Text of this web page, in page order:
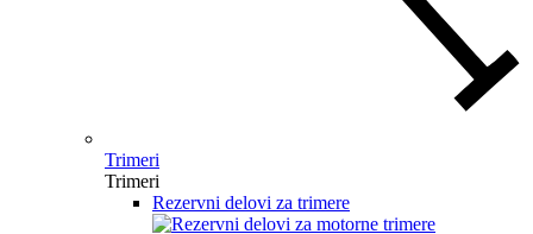
Trimeri
Trimeri
Rezervni delovi za trimere